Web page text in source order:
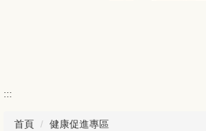
:::
首頁 健康促進專區